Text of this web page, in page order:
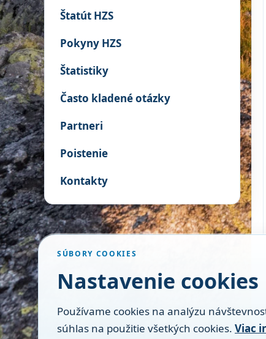
Štatút HZS
Pokyny HZS
Štatistiky
Často kladené otázky
Partneri
Poistenie
Kontakty
SÚBORY COOKIES
Nastavenie cookies
Používame cookies na analýzu
súhlas na použitie všetkých cookies. Viac